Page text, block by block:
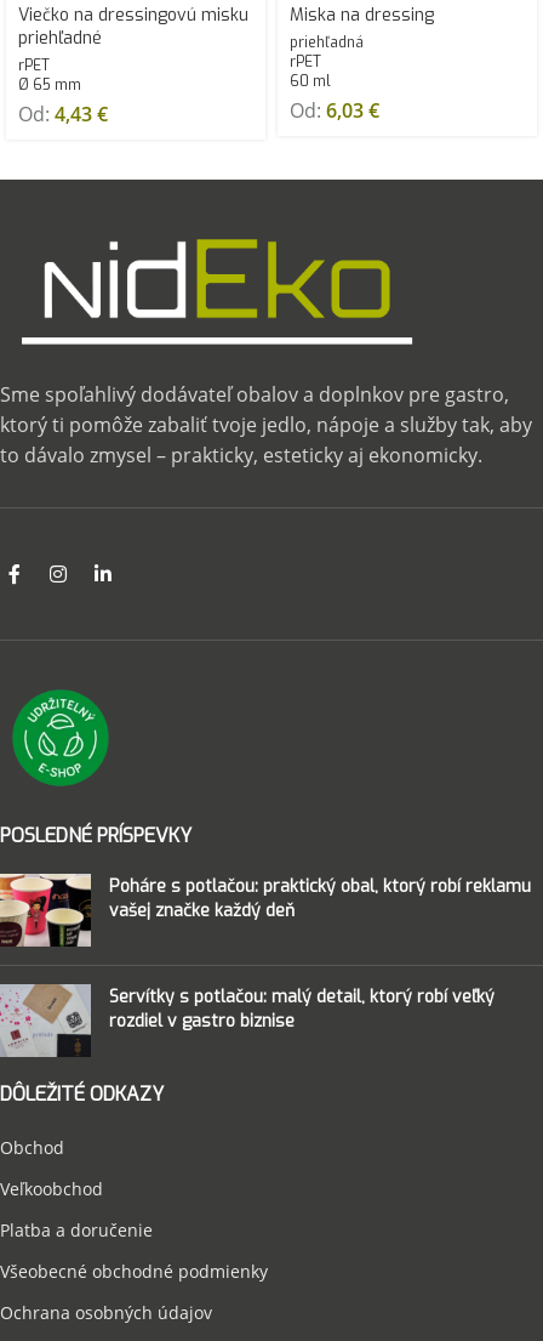
Viečko na dressingovú misku
priehľadné
rPET
Ø 65 mm
Od: 4,43€
Miska na dressing
priehľadná
rPET
60 ml
Od: 6,03€
Sme spoľahlivý dodávateľ obalov a doplnkov pre gastro,
ktorý ti pomôže zabaliť tvoje jedlo, nápoje a služby tak, aby
to dávalo zmysel – prakticky, esteticky aj ekonomicky.
POSLEDNÉ PRÍSPEVKY
Poháre s potlačou: praktický obal, ktorý robí reklamu
vašej značke každý deň
Servítky s potlačou: malý detail, ktorý robí veľký
rozdiel v gastro biznise
DÔLEŽITÉ ODKAZY
Obchod
Veľkoobchod
Platba a doručenie
Všeobecné obchodné podmienky
Ochrana osobných údajov